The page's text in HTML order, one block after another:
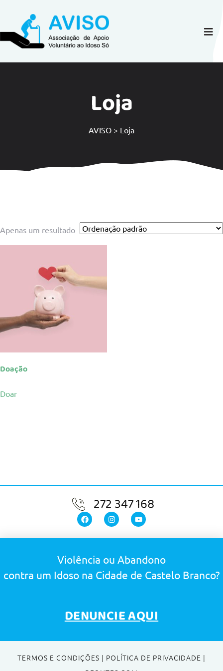
Loja
AVISO > Loja
Apenas um resultado
Doação
Doar
272 347 168
Violência ou Abandono
contra um Idoso na Cidade de Castelo Branco?
DENUNCIE AQUI
TERMOS E CONDIÇÕES | POLÍTICA DE PRIVACIDADE |